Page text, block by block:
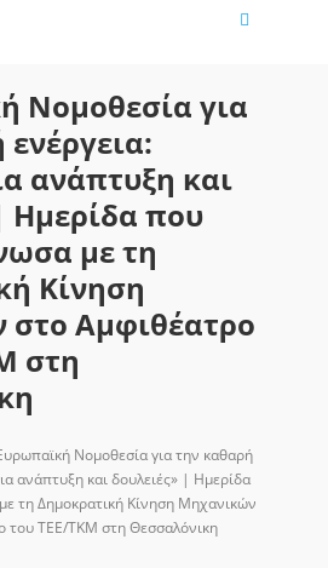
Νομοθεσία για
ανάπτυξη και
Ημερίδα που
με τη
Κίνηση
Αμφιθέατρο
στη
Νομοθεσία για την καθαρή
ανάπτυξη και δουλειές» | Ημερίδα
τη Δημοκρατική Κίνηση Μηχανικών
του ΤΕΕ/ΤΚΜ στη Θεσσαλόνικη